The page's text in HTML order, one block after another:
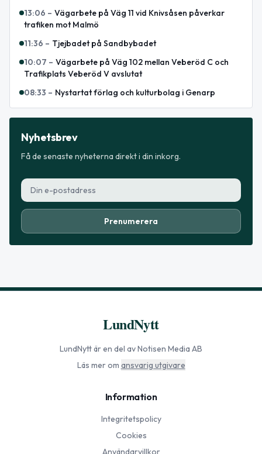
13:06 – Vägarbete på Väg 11 vid Knivsåsen påverkar
trafiken mot Malmö
11:36 – Tjejbadet på Sandbybadet
10:07 – Vägarbete på Väg 102 mellan Veberöd C och
Trafikplats Veberöd V avslutat
08:33 – Nystartat förlag och kulturbolag i Genarp
Nyhetsbrev
Få de senaste nyheterna direkt i din inkorg.
Prenumerera
LundNytt
LundNyttär en del av Notisen Media AB
Läs mer om ansvarig utgivare
Information
Integritetspolicy
Cookies
Användarvillkor